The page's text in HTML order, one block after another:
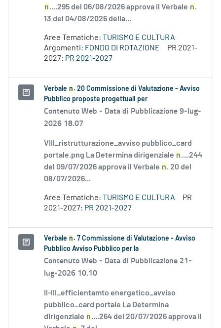
n....295 del 06/08/2026 approva il Verbale n.
13 del 04/08/2026 della...
Aree Tematiche: TURISMO E CULTURA
Argomenti: FONDO DI ROTAZIONE
PR 2021-
2027: PR 2021-2027
Verbale n . 20 Commissione di Valutazione - Avviso
Pubblico proposte progettuali per
Contenuto Web - Data di Pubblicazione 9-lug-
2026 18.07
VIII_ristrutturazione_avviso pubblico_card
portale.png La Determina dirigenziale n....244
del 09/07/2026 approva il Verbale n. 20 del
08/07/2026...
Aree Tematiche: TURISMO E CULTURA
PR
2021-2027: PR 2021-2027
Verbale n . 7 Commissione di Valutazione - Avviso
Pubblico Avviso Pubblico per la
Contenuto Web - Data di Pubblicazione 21-
lug-2026 10.10
II-III_efficientamto energetico_avviso
pubblico_card portale La Determina
dirigenziale n....264 del 20/07/2026 approva il